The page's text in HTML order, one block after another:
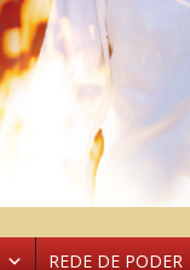
REDE DE PODER